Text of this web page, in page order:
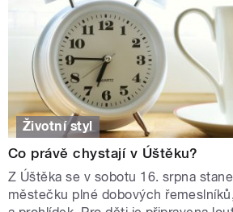
Životní styl
Co právě chystají v Úštěku?
Z Úštěka se v sobotu 16. srpna
městečku plné dobových